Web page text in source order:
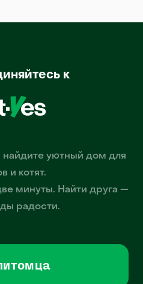
к
найдите уютный дом для
и котят.
минуты. Найти друга —
радости.